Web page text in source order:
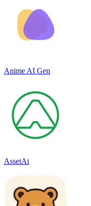
Anime AI Gen
AssetAi